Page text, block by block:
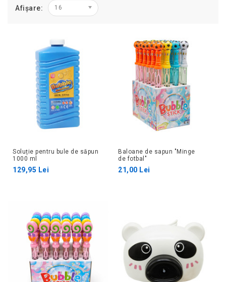
Afișare: 16
Soluție pentru bule de săpun
1000 ml
129,95 Lei
Baloane de sapun "Minge
de fotbal"
21,00 Lei